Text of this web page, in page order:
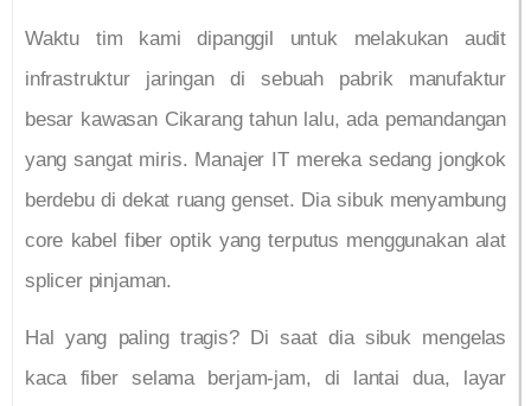
Waktu tim kami dipanggil untuk melakukan audit
infrastruktur jaringan di sebuah pabrik manufaktur
besar kawasan Cikarang tahun lalu, ada pemandangan
yang sangat miris. Manajer IT mereka sedang jongkok
berdebu di dekat ruang genset. Dia sibuk menyambung
core kabel fiber optik yang terputus menggunakan alat
splicer pinjaman.
Hal yang paling tragis? Di saat dia sibuk mengelas
kaca fiber selama berjam-jam, di lantai dua, layar